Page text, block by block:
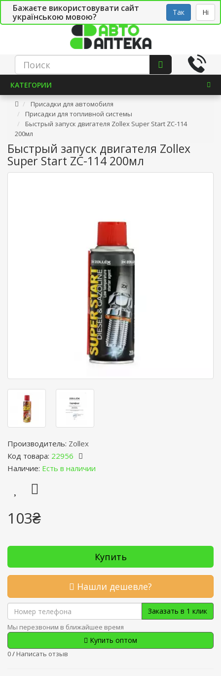
Бажаєте використовувати сайт
українською мовою?
Так Ні
СТО Укр
КАТЕГОРИИ
Присадки для автомобиля
Присадки для топливной системы
Быстрый запуск двигателя Zollex Super Start ZC-114
200мл
Быстрый запуск двигателя Zollex
Super Start ZC-114 200мл
Производитель: Zollex
Код товара: 22956
Наличие: Есть в наличии
103₴
Купить
Нашли дешевле?
Заказать в 1 клик
Мы перезвоним в ближайшее время
Купить оптом
0/ Написать отзыв